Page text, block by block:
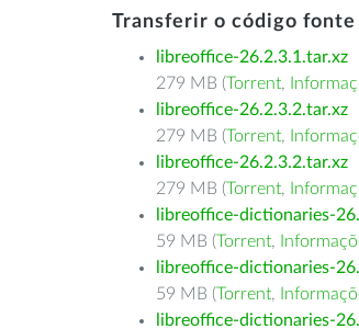
Transferir o código fonte
libreoffice-26.2.3.1.tar.xz
279 MB (Torrent,
libreoffice-26.2.3.2.tar.xz
279 MB (Torrent,
libreoffice-26.2.3.2.tar.xz
279 MB (Torrent,
libreoffice-dictionaries-
59 MB (Torrent,
libreoffice-dictionaries-
59 MB (Torrent,
libreoffice-dictionaries-